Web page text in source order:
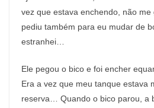
vez que estava enchendo, não
pediu também para eu mudar de
estranhei…
Ele pegou o bico e foi encher
Era a vez que meu tanque estava
reserva… Quando o bico parou, a